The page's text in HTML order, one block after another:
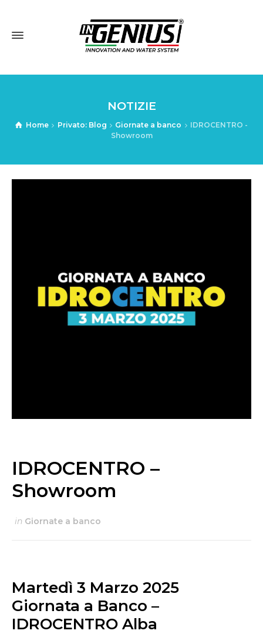
NOTIZIE
Home Privato: Blog Giornate a banco
IDROCENTRO -
Showroom
IDROCENTRO –
Showroom
in Giornate a banco
Martedì 3 Marzo 2025
Giornata a Banco –
IDROCENTRO Alba